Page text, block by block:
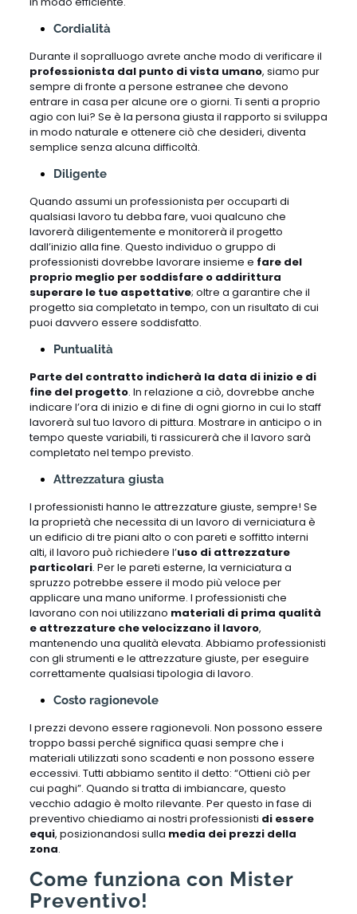
Cordialità
Durante il sopralluogo avrete anche modo di verificare il
professionista dal punto di vista umano, siamo pur
sempre di fronte a persone estranee che devono
entrare in casa per alcune ore o giorni. Ti senti a proprio
agio con lui? Se è la persona giusta il rapporto si sviluppa
in modo naturale e ottenere ciò che desideri, diventa
semplice senza alcuna difficoltà.
Diligente
Quando assumi un professionista per occuparti di
qualsiasi lavoro tu debba fare, vuoi qualcuno che
lavorerà diligentemente e monitorerà il progetto
dall’inizio alla fine. Questo individuo o gruppo di
professionisti dovrebbe lavorare insieme e fare del
proprio meglio per soddisfare o addirittura
superare le tue aspettative; oltre a garantire che il
progetto sia completato in tempo, con un risultato di cui
puoi davvero essere soddisfatto.
Puntualità
Parte del contratto indicherà la data di inizio e di
fine del progetto. In relazione a ciò, dovrebbe anche
indicare l’ora di inizio e di fine di ogni giorno in cui lo staff
lavorerà sul tuo lavoro di pittura. Mostrare in anticipo o in
tempo queste variabili, ti rassicurerà che il lavoro sarà
completato nel tempo previsto.
Attrezzatura giusta
I professionisti hanno le attrezzature giuste, sempre! Se
la proprietà che necessita di un lavoro di verniciatura è
un edificio di tre piani alto o con pareti e soffitto interni
alti, il lavoro può richiedere l’uso di attrezzature
particolari. Per le pareti esterne, la verniciatura a
spruzzo potrebbe essere il modo più veloce per
applicare una mano uniforme. I professionisti che
lavorano con noi utilizzano materiali di prima qualità
e attrezzature che velocizzano il lavoro,
mantenendo una qualità elevata. Abbiamo professionisti
con gli strumenti e le attrezzature giuste, per eseguire
correttamente qualsiasi tipologia di lavoro.
Costo ragionevole
I prezzi devono essere ragionevoli. Non possono essere
troppo bassi perché significa quasi sempre che i
materiali utilizzati sono scadenti e non possono essere
eccessivi. Tutti abbiamo sentito il detto: “Ottieni ciò per
cui paghi”. Quando si tratta di imbiancare, questo
vecchio adagio è molto rilevante. Per questo in fase di
preventivo chiediamo ai nostri professionisti di essere
equi, posizionandosi sulla media dei prezzi della
zona.
Come funziona con Mister
Preventivo!